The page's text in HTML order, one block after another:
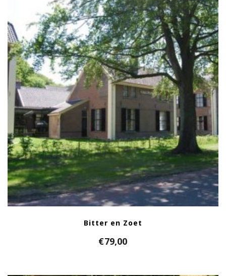
Bitter en Zoet
€79,00